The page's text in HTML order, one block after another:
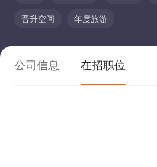
晋升空间 年度旅游
公司信息 在招职位